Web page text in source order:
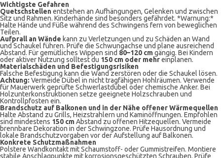
Wichtigste Gefahren
Quetschstellenentstehen an Aufhängungen, Gelenken und zwischen
Sitz und Rahmen. Kinderhände sind besonders gefährdet. *Warnung:*
Halte Hände und Füße während des Schwingens fern von beweglichen
Teilen.
Aufprall an Wände kann zu Verletzungen und zu Schäden an Wand
und Schaukel führen. Prüfe die Schwungachse und plane ausreichend
Abstand. Für gemütliches Wippen sind 80–120 cmgängig. Bei Kindern
oder aktiver Nutzung solltest du 150 cm oder mehreinplanen.
Materialschäden und Befestigungsrisiken
Falsche Befestigung kann die Wand zerstören oder die Schaukel lösen.
Achtung: Vermeide Dübel in nicht tragfähigen Hohlräumen. Verwende
für Mauerwerk geprüfte Schwerlastdübel oder chemische Anker. Bei
Holzunterkonstruktionen setze geeignete Holzschrauben und
Kontrollpfosten ein.
Brandschutz auf Balkonen und in der Nähe offener Wärmequellen
Halte Abstand zu Grills, Heizstrahlern und Kaminöffnungen. Empfohlen
sind mindestens 150 cmAbstand zu offenen Hitzequellen. Vermeide
brennbare Dekoration in der Schwingzone. Prüfe Hausordnung und
lokale Brandschutzvorgaben vor der Aufstellung auf Balkonen.
Konkrete Schutzmaßnahmen
Polstere Wandkontakt mit Schaumstoff- oder Gummistreifen. Montiere
stabile Anschlagpunkte mit korrosionsgeschützten Schrauben. Prüfe